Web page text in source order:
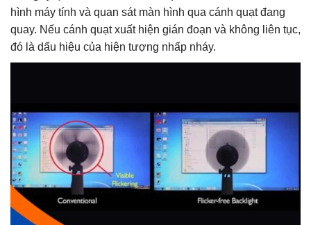
hình máy tính và quan sát màn hình qua cánh quạt đang
quay. Nếu cánh quạt xuất hiện gián đoạn và không liên tục,
đó là dấu hiệu của hiện tượng nhấp nháy.